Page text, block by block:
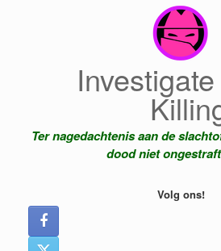
Ter nagedachtenis aan de
dood niet
Volg ons!